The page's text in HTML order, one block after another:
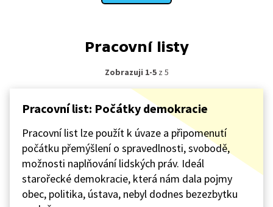
Pracovní listy
Zobrazuji 1-5z 5
Pracovní list: Počátky demokracie
Pracovní list lze použít k úvaze a připomenutí
počátku přemýšlení o spravedlnosti, svobodě,
možnosti naplňování lidských práv. Ideál
starořecké demokracie, která nám dala pojmy
obec, politika, ústava, nebyl dodnes bezezbytku